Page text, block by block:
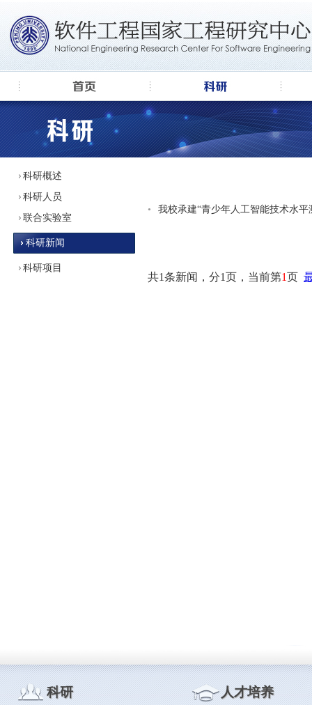
科研概述
科研人员
联合实验室
科研新闻
科研项目
• 我校承建“青少年人工智能技术水平
共1条新闻，分1页，当前第1页
科研 人才培养